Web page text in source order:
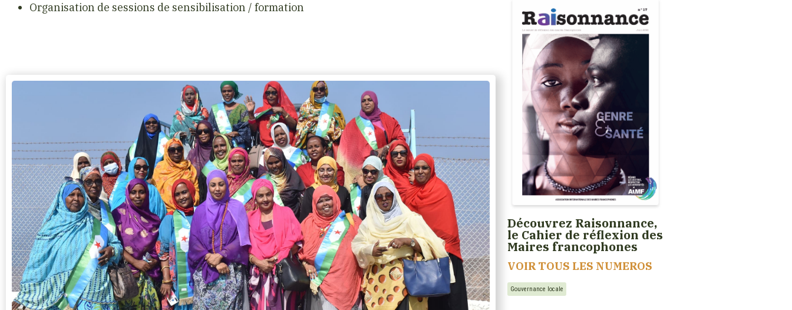
Organisation de sessions de sensibilisation / formation
Découvrez Raisonnance,
le Cahier de réflexion des
Maires francophones
VOIR TOUS LES NUMEROS
Gouvernance locale